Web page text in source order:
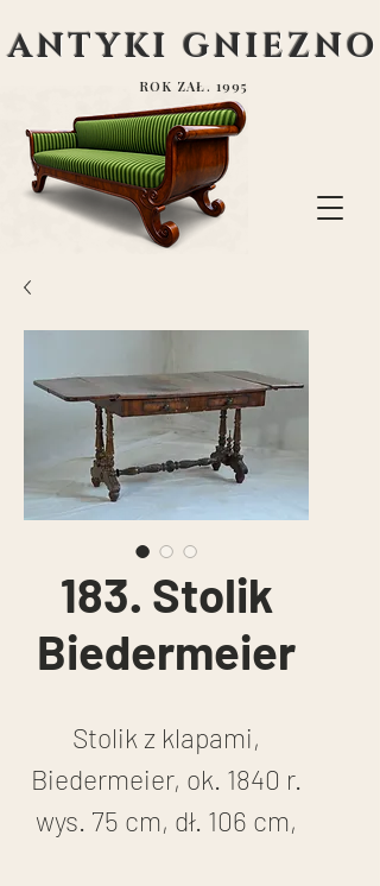
ANTYKI GNIEZNO
ROK ZAŁ. 1995
183. Stolik
Biedermeier
Stolik z klapami,
Biedermeier, ok. 1840 r.
wys. 75 cm, dł. 106 cm,